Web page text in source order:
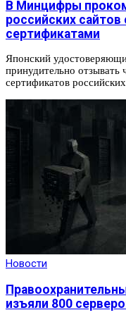
В Минцифры
российских
сертификатами
Японский
принудительно
сертификатов
Новости
изъяли 800